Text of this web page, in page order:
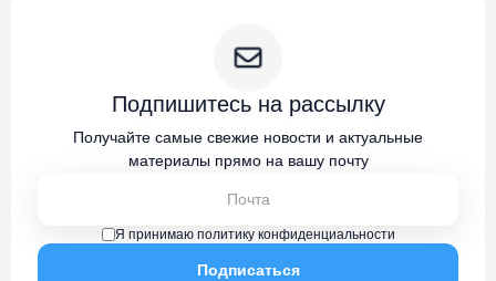
Подпишитесь на рассылку
Получайте самые свежие новости и актуальные
материалы прямо на вашу почту
Я принимаю политику конфиденциальности